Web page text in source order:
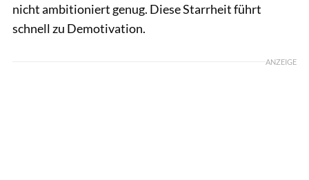
nicht ambitioniert genug. Diese Starrheit führt
schnell zu Demotivation.
ANZEIGE